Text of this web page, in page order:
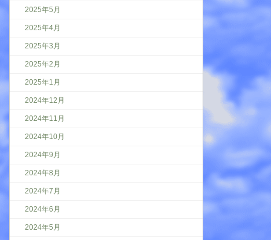
2025年5月
2025年4月
2025年3月
2025年2月
2025年1月
2024年12月
2024年11月
2024年10月
2024年9月
2024年8月
2024年7月
2024年6月
2024年5月